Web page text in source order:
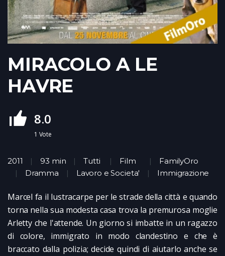
MIRACOLO A LE
HAVRE
8.0
1 Vote
2011 93 min Tutti Film
FamilyOro
Dramma
Lavoro e Societa' Immigrazione
Marcel fa il lustracarpe per le strade della città e quando
torna nella sua modesta casa trova la premurosa moglie
Arletty che l'attende. Un giorno si imbatte in un ragazzo
di colore, immigrato in modo clandestino e che è
braccato dalla polizia; decide quindi di aiutarlo anche se